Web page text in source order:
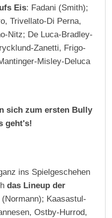
Eis: Fadani (Smith);
Trivellato-Di Perna,
Nitz; De Luca-Bradley-
Zanetti, Frigo-
Misley-Deluca
sich zum ersten Bully
geht's!
ins Spielgeschehen
das Lineup der
Kaasastul-
Ostby-Hurrod,